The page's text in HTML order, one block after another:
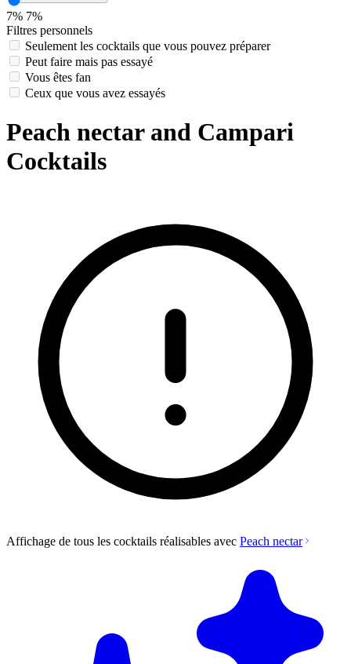
7% 7%
Filtres personnels
Seulement les cocktails que vous pouvez préparer
Peut faire mais pas essayé
Vous êtes fan
Ceux que vous avez essayés
Peach nectar and Campari
Cocktails
Affichage de tous les cocktails réalisables avec Peach nectar